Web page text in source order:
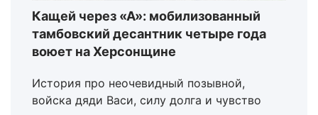
Кащей через «А»: мобилизованный
тамбовский десантник четыре года
воюет на Херсонщине
История про неочевидный позывной,
войска дяди Васи, силу долга и чувство